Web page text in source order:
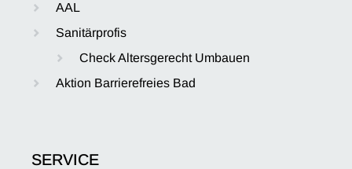
AAL
Sanitärprofis
Check Altersgerecht Umbauen
Aktion Barrierefreies Bad
SERVICE